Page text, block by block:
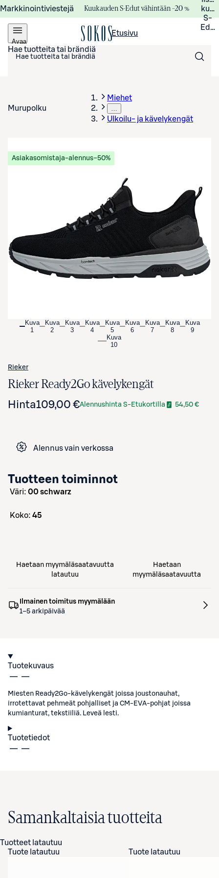
Markkinointiviestejä Kuukauden S-Edut vähintään –20 %
S-
Avaa
valikko
Etusivu
Hae tuotteita tai brändiä
Murupolku
Miehet
…
Ulkoilu- ja kävelykengät
Avaa tuotekuva suurennettuna
Asiakasomistaja-alennus−50%
Kuva
1
Kuva
2
Kuva
3
Kuva
4
Kuva
5
Kuva
6
Kuva
7
Kuva
8
Kuva
9
Kuva
10
Rieker
Rieker Ready2Go kävelykengät
Hinta109,00 €Alennushinta S-Etukortilla 54,50 €
Alennus vain verkossa
Tuotteen toiminnot
väri: 00 schwarz
koko: 45
Haetaan myymäläsaatavuutta
latautuu
Haetaan
myymäläsaatavuutta
Ilmainen toimitus myymälään
1–5 arkipäivää
Tuotekuvaus
Miesten Ready2Go-kävelykengät joissa joustonauhat,
irrotettavat pehmeät pohjalliset ja CM-EVA-pohjat joissa
kumianturat, tekstiiliä. Leveä lesti.
Tuotetiedot
Samankaltaisia tuotteita
Tuotteet latautuu
Tuote latautuu
Tuote latautuu